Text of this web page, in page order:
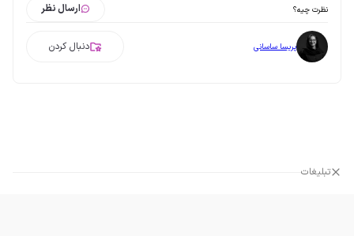
نظرت چیه؟ ارسال نظر
پریسا ساسانی دنبال کردن
تبلیغات